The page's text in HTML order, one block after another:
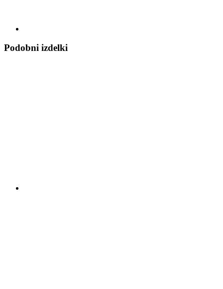
Podobni izdelki